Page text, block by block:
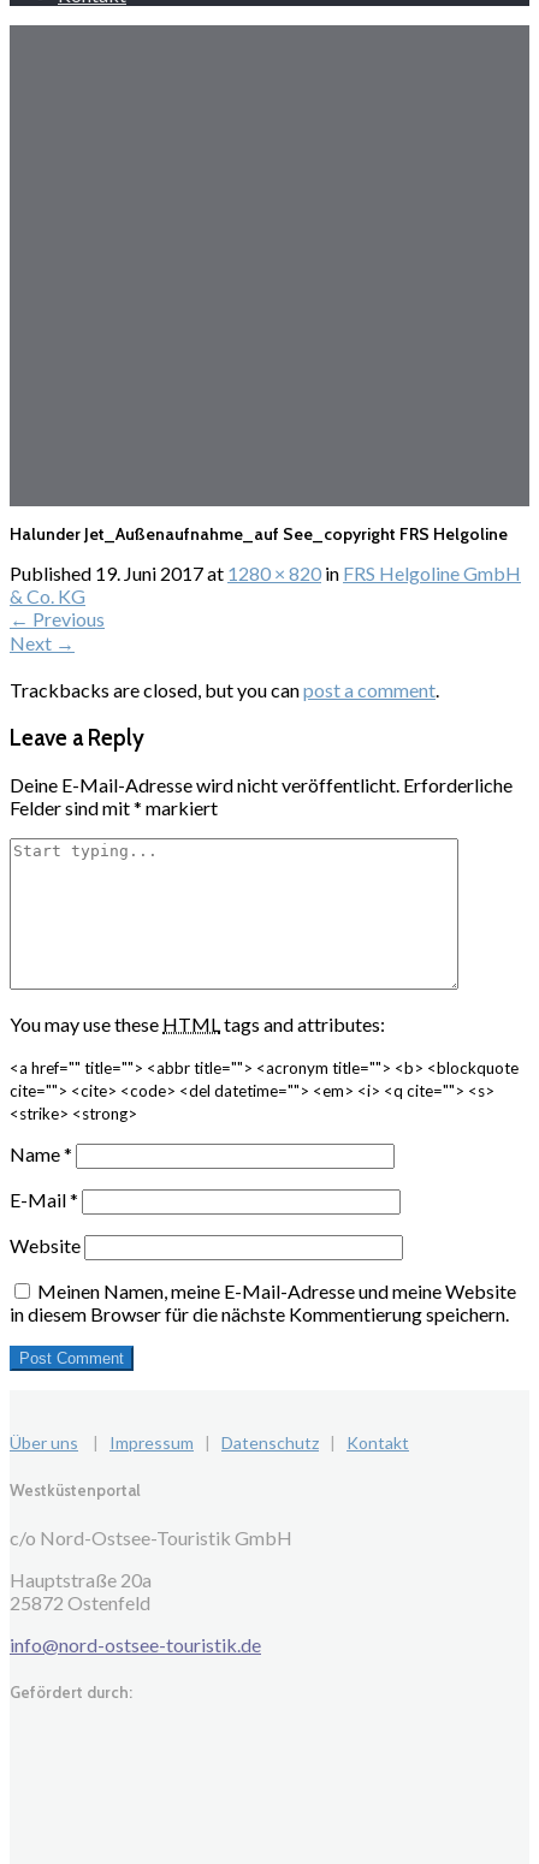
Halunder Jet_Außenaufnahme_auf See_copyright FRS Helgoline
Published 19. Juni 2017at 1280 × 820 in FRS Helgoline GmbH
& Co. KG
← Previous
Next →
Trackbacks are closed, but you canpost a comment.
Leave a Reply
Deine E-Mail-Adresse wird nicht veröffentlicht. Erforderliche
Felder sind mit* markiert
You may use these HTMLtags and attributes:
<a href="" title=""> <abbr title=""> <acronym title=""> <b> <blockquote
cite=""> <cite> <code> <del datetime=""> <em> <i> <q cite=""> <s>
<strike> <strong>
Name*
E-Mail*
Website
Meinen Namen, meine E-Mail-Adresse und meine Website
in diesem Browser für die nächste Kommentierung speichern.
Über uns | Impressum | Datenschutz | Kontakt
Westküstenportal
c/o Nord-Ostsee-Touristik GmbH
Hauptstraße 20a
25872 Ostenfeld
info@nord-ostsee-touristik.de
Gefördert durch: